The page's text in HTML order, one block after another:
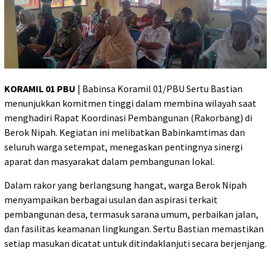
KORAMIL 01 PBU | Babinsa Koramil 01/PBU Sertu Bastian
menunjukkan komitmen tinggi dalam membina wilayah saat
menghadiri Rapat Koordinasi Pembangunan (Rakorbang) di
Berok Nipah. Kegiatan ini melibatkan Babinkamtimas dan
seluruh warga setempat, menegaskan pentingnya sinergi
aparat dan masyarakat dalam pembangunan lokal.
Dalam rakor yang berlangsung hangat, warga Berok Nipah
menyampaikan berbagai usulan dan aspirasi terkait
pembangunan desa, termasuk sarana umum, perbaikan jalan,
dan fasilitas keamanan lingkungan. Sertu Bastian memastikan
setiap masukan dicatat untuk ditindaklanjuti secara berjenjang.